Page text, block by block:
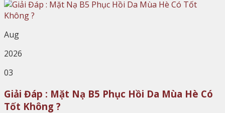
Aug
2026
03
Giải Đáp : Mặt Nạ B5 Phục Hồi Da Mùa Hè Có
Tốt Không ?